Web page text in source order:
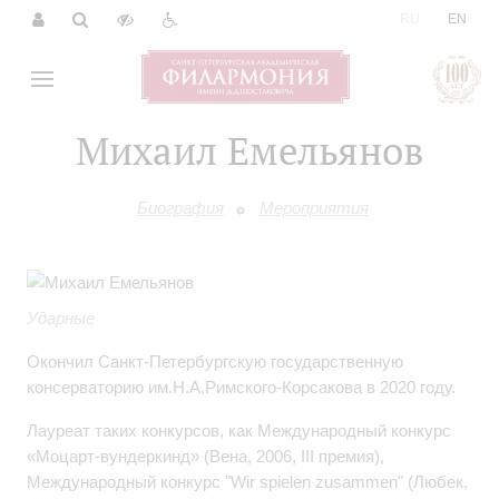
EN
Михаил Емельянов
Биография Мероприятия
Ударные
Окончил Санкт-Петербургскую государственную
консерваторию им.Н.А.Римского-Корсакова в 2020 году.
Лауреат таких конкурсов, как Международный конкурс
«Моцарт-вундеркинд» (Вена, 2006, III премия),
Международный конкурс "Wir spielen zusammen" (Любек,